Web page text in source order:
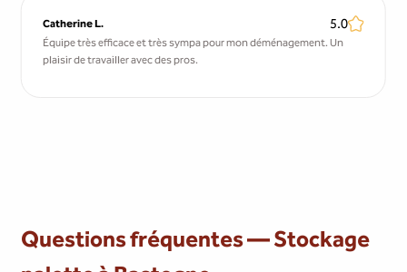
Catherine L. 5.0
Équipe très efficace et très sympa pour mon déménagement. Un
plaisir de travailler avec des pros.
Questions fréquentes — Stockage